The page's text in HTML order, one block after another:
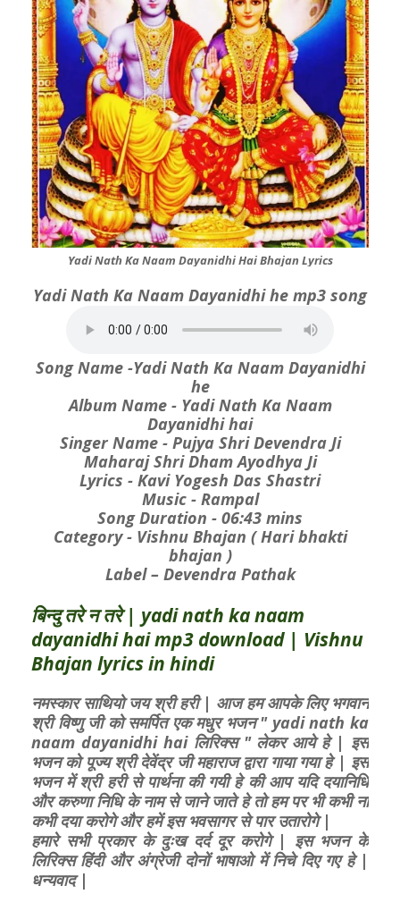
Yadi Nath Ka Naam Dayanidhi Hai Bhajan Lyrics
Yadi Nath Ka Naam Dayanidhi he mp3 song
Song Name -Yadi Nath Ka Naam Dayanidhi
he
Album Name - Yadi Nath Ka Naam
Dayanidhi hai
Singer Name - Pujya Shri Devendra Ji
Maharaj Shri Dham Ayodhya Ji
Lyrics - Kavi Yogesh Das Shastri
Music - Rampal
Song Duration - 06:43 mins
Category - Vishnu Bhajan ( Hari bhakti
bhajan )
Label – Devendra Pathak
बिन्दु तरे न तरे | yadi nath ka naam
dayanidhi hai mp3 download | Vishnu
Bhajan lyrics in hindi
नमस्कार साथियो जय श्री हरी | आज हम आपके लिए भगवान
श्री विष्णु जी को समर्पित एक मधुर भजन " yadi nath ka
naam dayanidhi hai लिरिक्स " लेकर आये हे | इस
भजन को पूज्य श्री देवेंद्र जी महाराज द्वारा गाया गया हे | इस
भजन में श्री हरी से पार्थना की गयी हे की आप यदि दयानिधि
और करुणा निधि के नाम से जाने जाते हे तो हम पर भी कभी ना
कभी दया करोगे और हमें इस भवसागर से पार उतारोगे |
हमारे सभी प्रकार के दुःख दर्द दूर करोगे | इस भजन के
लिरिक्स हिंदी और अंग्रेजी दोनों भाषाओ में निचे दिए गए हे |
धन्यवाद |